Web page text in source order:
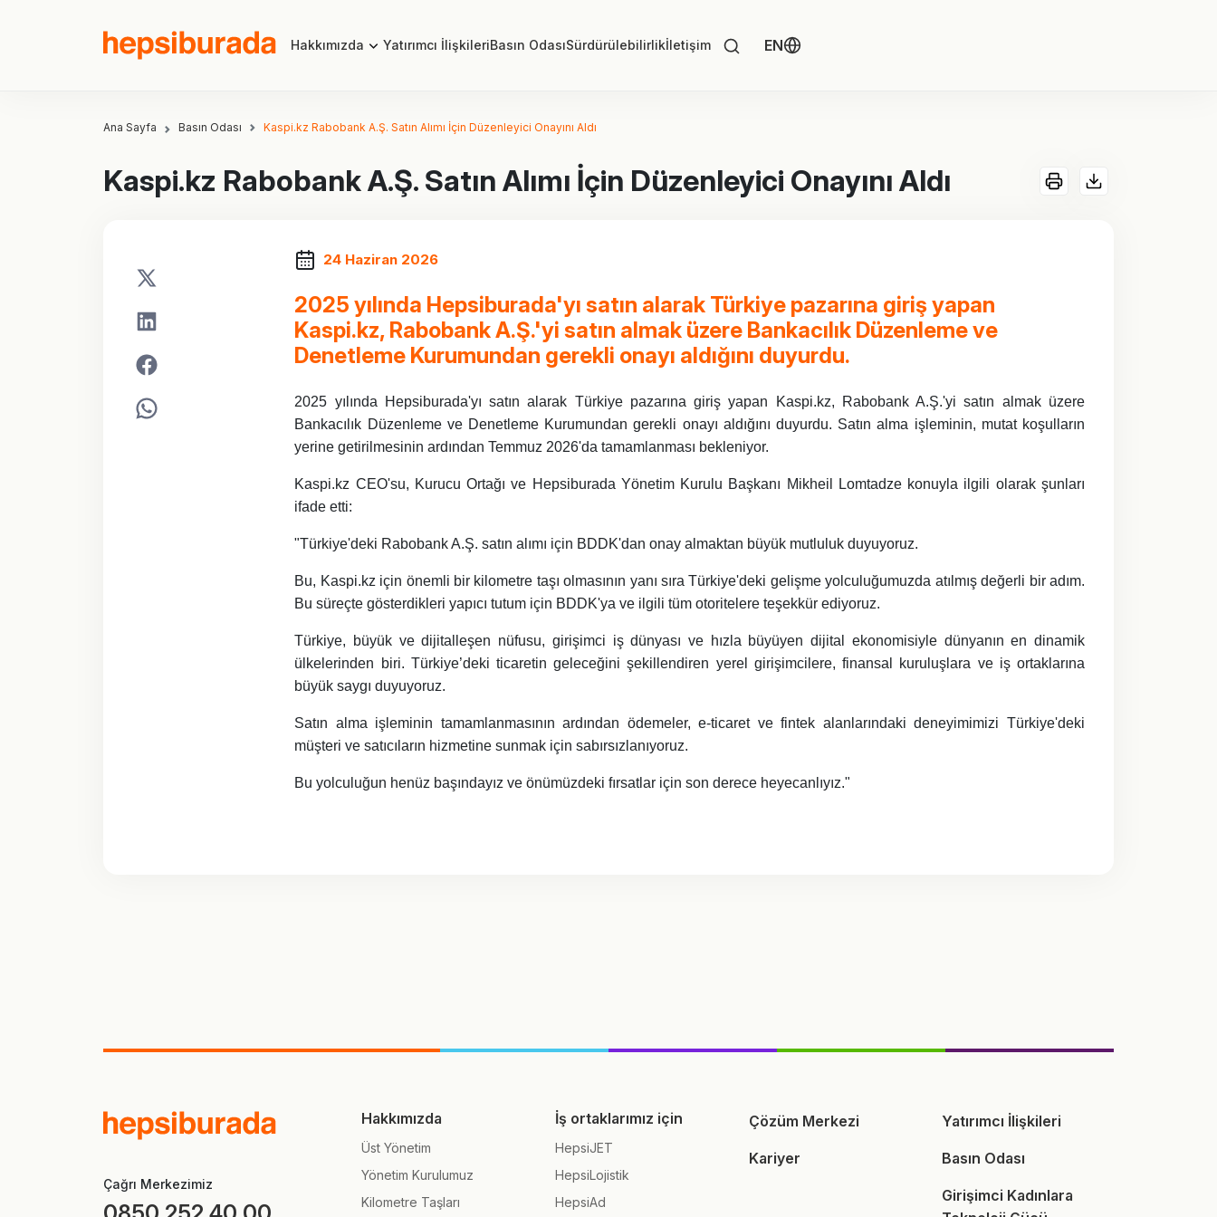
Hakkımızda Yatırımcı İlişkileriBasın OdasıSürdürülebilirlikİletişim EN
Ana Sayfa Basın Odası Kaspi.kz Rabobank A.Ş. Satın Alımı İçin Düzenleyici Onayını Aldı
Kaspi.kz Rabobank A.Ş. Satın Alımı İçin Düzenleyici Onayını Aldı
24 Haziran 2026
2025 yılında Hepsiburada'yı satın alarak Türkiye pazarına giriş yapan
Kaspi.kz, Rabobank A.Ş.'yi satın almak üzere Bankacılık Düzenleme ve
Denetleme Kurumundan gerekli onayı aldığını duyurdu.
2025 yılında Hepsiburada'yı satın alarak Türkiye pazarına giriş yapan Kaspi.kz, Rabobank A.Ş.'yi satın almak üzere
Bankacılık Düzenleme ve Denetleme Kurumundan gerekli onayı aldığını duyurdu. Satın alma işleminin, mutat koşulların
yerine getirilmesinin ardından Temmuz 2026'da tamamlanması bekleniyor.
Kaspi.kz CEO'su, Kurucu Ortağı ve Hepsiburada Yönetim Kurulu Başkanı Mikheil Lomtadze konuyla ilgili olarak şunları
ifade etti:
"Türkiye'deki Rabobank A.Ş. satın alımı için BDDK'dan onay almaktan büyük mutluluk duyuyoruz.
Bu, Kaspi.kz için önemli bir kilometre taşı olmasının yanı sıra Türkiye'deki gelişme yolculuğumuzda atılmış değerli bir adım.
Bu süreçte gösterdikleri yapıcı tutum için BDDK'ya ve ilgili tüm otoritelere teşekkür ediyoruz.
Türkiye, büyük ve dijitalleşen nüfusu, girişimci iş dünyası ve hızla büyüyen dijital ekonomisiyle dünyanın en dinamik
ülkelerinden biri. Türkiye’deki ticaretin geleceğini şekillendiren yerel girişimcilere, finansal kuruluşlara ve iş ortaklarına
büyük saygı duyuyoruz.
Satın alma işleminin tamamlanmasının ardından ödemeler, e-ticaret ve fintek alanlarındaki deneyimimizi Türkiye'deki
müşteri ve satıcıların hizmetine sunmak için sabırsızlanıyoruz.
Bu yolculuğun henüz başındayız ve önümüzdeki fırsatlar için son derece heyecanlıyız."
Çağrı Merkezimiz
Hakkımızda
Üst Yönetim
Yönetim Kurulumuz
Kilometre Taşları
İş ortaklarımız için
HepsiJET
HepsiLojistik
HepsiAd
Çözüm Merkezi
Kariyer
Yatırımcı İlişkileri
Basın Odası
Girişimci Kadınlara